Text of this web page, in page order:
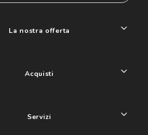
La nostra offerta
Acquisti
Servizi